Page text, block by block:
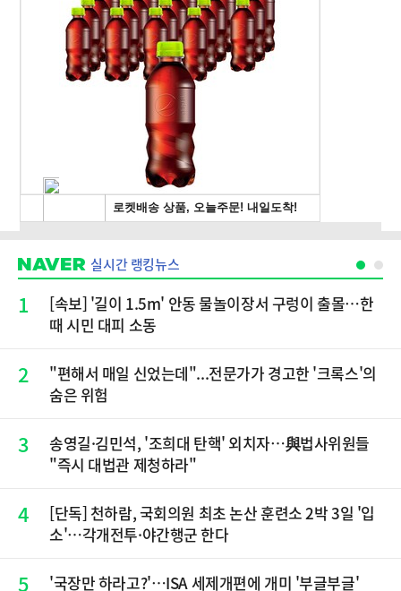
실시간 랭킹뉴스
1
[속보] '길이 1.5m' 안동 물놀이장서 구렁이 출몰…한
때 시민 대피 소동
2
"편해서 매일 신었는데"...전문가가 경고한 '크록스'의
숨은 위험
3
송영길·김민석, '조희대 탄핵' 외치자…與법사위원들
"즉시 대법관 제청하라"
4
[단독] 천하람, 국회의원 최초 논산 훈련소 2박 3일 '입
소'…각개전투·야간행군 한다
5 '국장만 하라고?'…ISA 세제개편에 개미 '부글부글'